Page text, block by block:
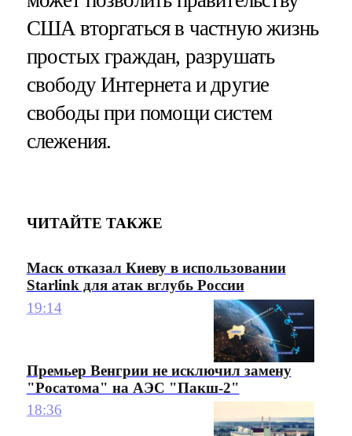
США вторгаться в частную жизнь
простых граждан, разрушать
свободу Интернета и другие
свободы при помощи систем
слежения.
ЧИТАЙТЕ ТАКЖЕ
Маск отказал Киеву в использовании
Starlink для атак вглубь России
19:14
Премьер Венгрии не исключил замену
"Росатома" на АЭС "Пакш-2"
18:36